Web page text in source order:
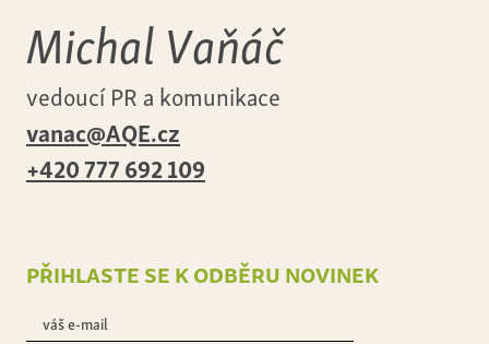
Michal Vaňáč
vedoucí PR a komunikace
vanac@AQE.cz
+420 777 692 109
přihlaste se k odběru novinek